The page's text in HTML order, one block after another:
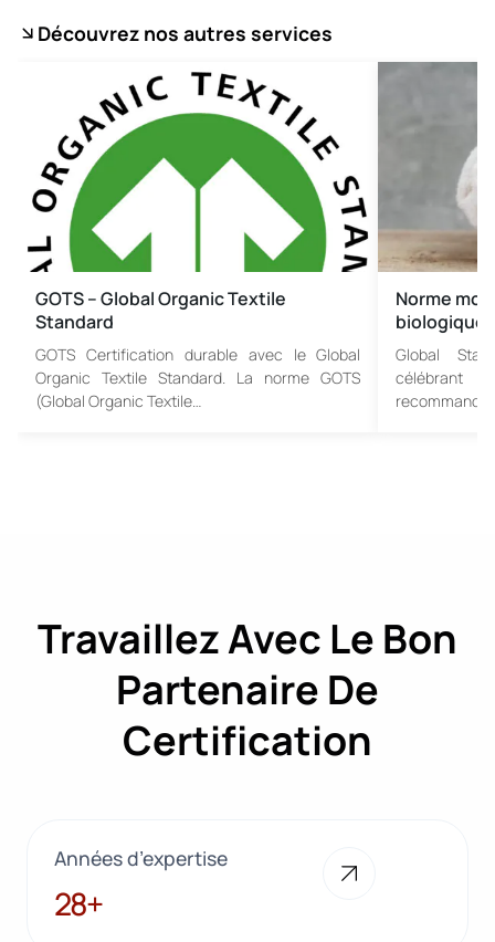
Découvrez nos autres services
GOTS – Global Organic Textile
Standard
GOTS Certification durable avec le Global
Organic Textile Standard. La norme GOTS
(Global Organic Textile…
Norme
Global
célébrant
Travaillez Avec Le Bon
Partenaire De
Certification
Années d’expertise
28+
28+